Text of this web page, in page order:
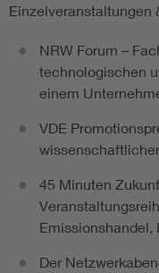
Einzelveranstaltungen
NRW Forum –
technologischen
einem
VDE
45 Minuten
Emissionshandel,
Der